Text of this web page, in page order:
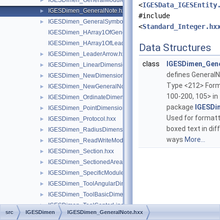
► IGESDimen_GeneralNote.hxx
►
IGESDimen_GeneralSymbol.hxx
IGESDimen_HArray1OfGeneralNote.hxx
IGESDimen_HArray1OfLeaderArrow.hxx
► IGESDimen_LeaderArrow.hxx
► IGESDimen_LinearDimension.hxx
► IGESDimen_NewDimensionedGeometry.hxx
► IGESDimen_NewGeneralNote.hxx
► IGESDimen_OrdinateDimension.hxx
► IGESDimen_PointDimension.hxx
► IGESDimen_Protocol.hxx
► IGESDimen_RadiusDimension.hxx
► IGESDimen_ReadWriteModule.hxx
► IGESDimen_Section.hxx
► IGESDimen_SectionedArea.hxx
► IGESDimen_SpecificModule.hxx
► IGESDimen_ToolAngularDimension.hxx
► IGESDimen_ToolBasicDimension.hxx
► IGESDimen_ToolCenterLine.hxx
► IGESDimen_ToolCurveDimension.hxx
<
#include
<
Data Structures
class
defines
Type <212>
100-200, 105> in
package
Used for
boxed text in
ways More...
src IGESDimen IGESDimen_GeneralNote.hxx